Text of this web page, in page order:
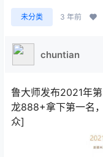
未分类 3 年前
chuntian
鲁大师发布2021年
龙888+拿下第一名
众]